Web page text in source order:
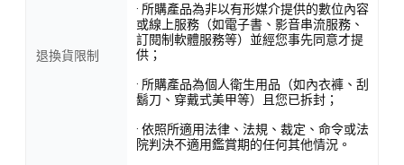
退換貨限制
· 所購產品為非以有形媒介提供的數位內容
或線上服務（如電子書、影音串流服務、
訂閱制軟體服務等）並經您事先同意才提
供；
· 所購產品為個人衛生用品（如內衣褲、刮
鬍刀、穿戴式美甲等）且您已拆封；
· 依照所適用法律、法規、裁定、命令或法
院判決不適用鑑賞期的任何其他情況。